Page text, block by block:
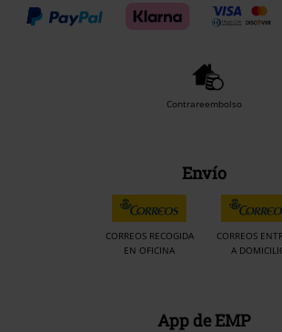
Contrareembolso
Envío
CORREOS RECOGIDA
EN OFICINA
CORREOS
A
App de EMP